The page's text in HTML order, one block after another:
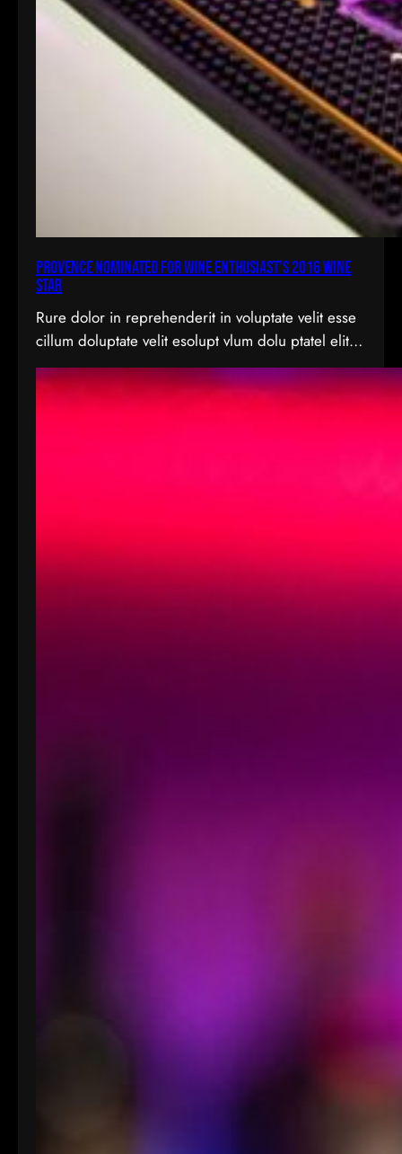
Provence Nominated for Wine Enthusiast’s 2016 Wine
Star
Rure dolor in reprehenderit in voluptate velit esse
cillum doluptate velit esolupt vlum dolu ptatel elit
nderit